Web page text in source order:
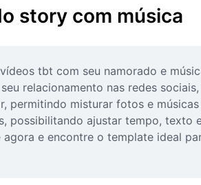
story com música
tbt com seu namorado e
relacionamento nas redes
permitindo misturar fotos e
possibilitando ajustar tempo,
e encontre o template ideal